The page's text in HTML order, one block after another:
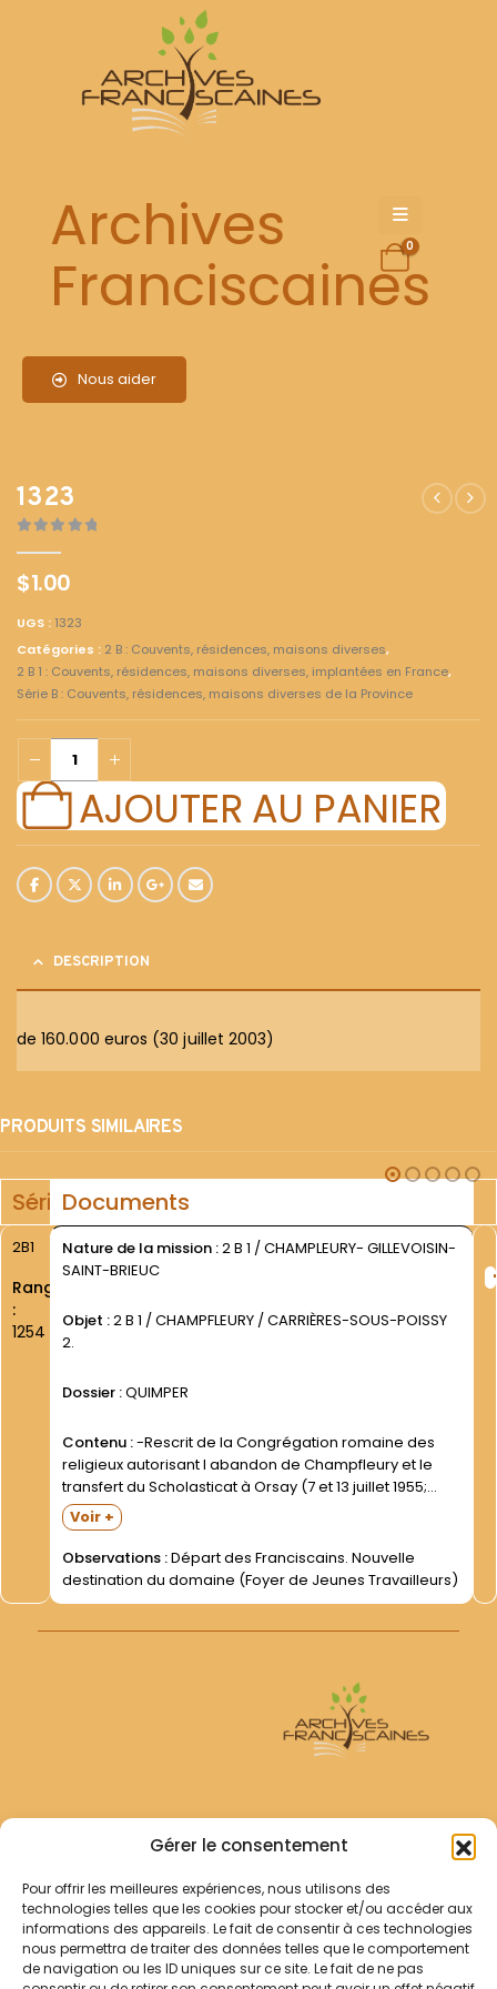
Gérer le consentement
Pour offrir les meilleures expériences, nous utilisons des
technologies telles que les cookies pour stocker et/ou accéder aux
informations des appareils. Le fait de consentir à ces technologies
nous permettra de traiter des données telles que le comportement
de navigation ou les ID uniques sur ce site. Le fait de ne pas
Archives
Franciscaines
Nous aider
0
1323
$1.00
UGS : 1323
Catégories : 2 B : Couvents, résidences, maisons diverses,
2 B 1 : Couvents, résidences, maisons diverses, implantées en France,
Série B : Couvents, résidences, maisons diverses de la Province
AJOUTER AU PANIER
DESCRIPTION
de 160.000 euros (30 juillet 2003)
PRODUITS SIMILAIRES
SérieDocuments
2B1
Rang
:
1254
Nature de la mission :2 B 1 / CHAMPLEURY- GILLEVOISIN-
SAINT-BRIEUC
Objet :2 B 1 / CHAMPFLEURY / CARRIÈRES-SOUS-POISSY
2.
Dossier :QUIMPER
Contenu :-Rescrit de la Congrégation romaine des
religieux autorisant l abandon de Champfleury et le
transfert du Scholasticat à Orsay (7 et 13 juillet 1955;
copie dactylographiée) -Lettre du P. Achille DEGEEST-
Supérieur- demandant au Dr Martin la libération de la...
Voir +
Observations :Départ des Franciscains. Nouvelle
destination du domaine (Foyer de Jeunes Travailleurs)
Archives Franciscaines
RECHERCHER
Comment chercher ?
Les archives